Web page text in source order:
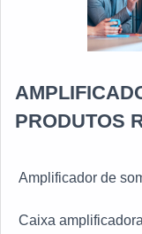
PRODUTOS
Amplificador de
Caixa